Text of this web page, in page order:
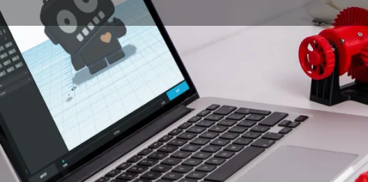
Afin de visualiser ses projets,
3D est devenue un passage
à cette pratique, mais lequel